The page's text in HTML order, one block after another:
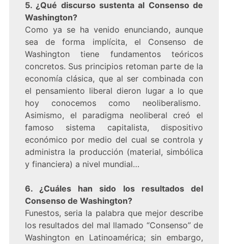
5. ¿Qué discurso sustenta al Consenso de
Washington?
Como ya se ha venido enunciando, aunque
sea de forma implícita, el Consenso de
Washington tiene fundamentos teóricos
concretos. Sus principios retoman parte de la
economía clásica, que al ser combinada con
el pensamiento liberal dieron lugar a lo que
hoy conocemos como neoliberalismo.
Asimismo, el paradigma neoliberal creó el
famoso sistema capitalista, dispositivo
económico por medio del cual se controla y
administra la producción (material, simbólica
y financiera) a nivel mundial…
6. ¿Cuáles han sido los resultados del
Consenso de Washington?
Funestos, seria la palabra que mejor describe
los resultados del mal llamado “Consenso” de
Washington en Latinoamérica; sin embargo,